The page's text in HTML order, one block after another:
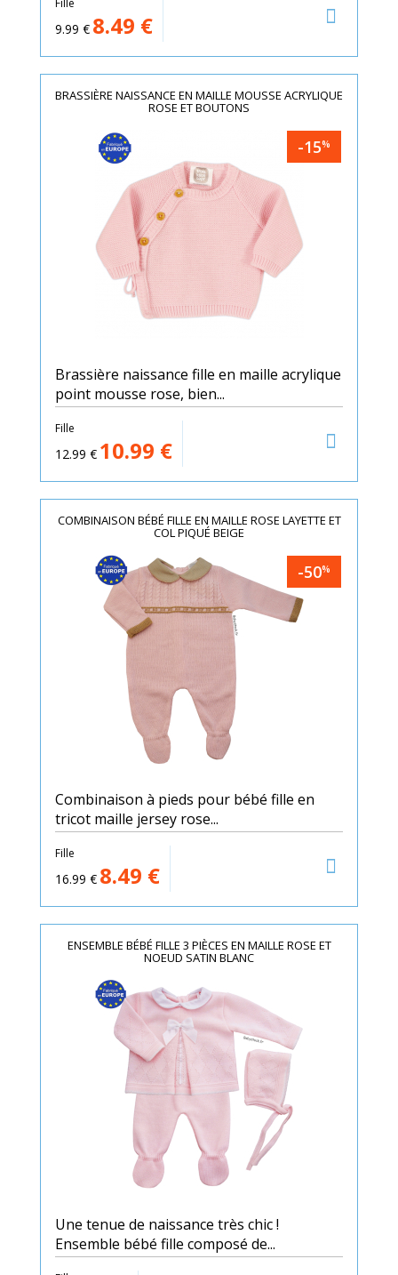
Fille
9.99 € 8.49 €
BRASSIÈRE NAISSANCE EN MAILLE MOUSSE ACRYLIQUE
ROSE ET BOUTONS
-15%
Brassière naissance fille en maille acrylique
point mousse rose, bien...
Fille
12.99 € 10.99 €
COMBINAISON BÉBÉ FILLE EN MAILLE ROSE LAYETTE ET
COL PIQUÉ BEIGE
-50%
Combinaison à pieds pour bébé fille en
tricot maille jersey rose...
Fille
16.99 € 8.49 €
ENSEMBLE BÉBÉ FILLE 3 PIÈCES EN MAILLE ROSE ET
NOEUD SATIN BLANC
Une tenue de naissance très chic !
Ensemble bébé fille composé de...